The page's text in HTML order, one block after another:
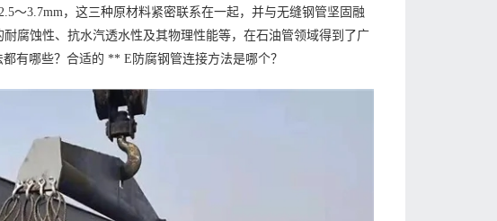
～3.7mm，这三种原材料紧密联系在一起，并与无缝钢管坚固融
腐蚀性、抗水汽透水性及其物理性能等，在石油管领域得到了广
有哪些？合适的 ** E防腐钢管连接方法是哪个？